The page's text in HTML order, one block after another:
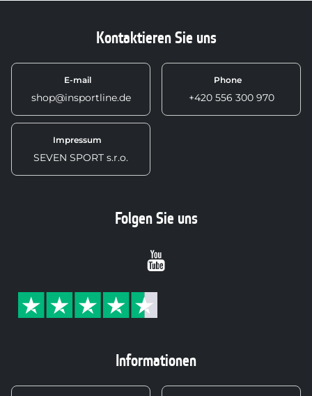
Kontaktieren Sie uns
E-mail
shop@insportline.de
Phone
+420 556 300 970
Impressum
SEVEN SPORT s.r.o.
Informationen
Folgen Sie uns
Youtube